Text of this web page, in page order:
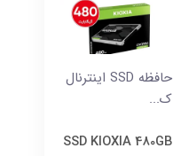
حافظه SSD اینترنال
ک...
SSD KIOXIA 480GB